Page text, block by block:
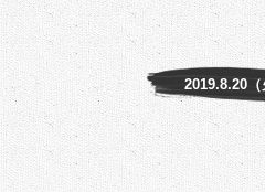
2019.8.20（